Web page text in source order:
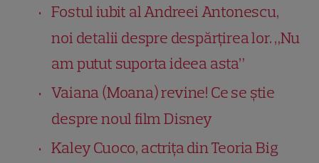
Fostul iubit al Andreei Antonescu,
noi detalii despre despărțirea lor. „Nu
am putut suporta ideea asta”
Vaiana (Moana) revine! Ce se știe
despre noul film Disney
Kaley Cuoco, actrița din Teoria Big